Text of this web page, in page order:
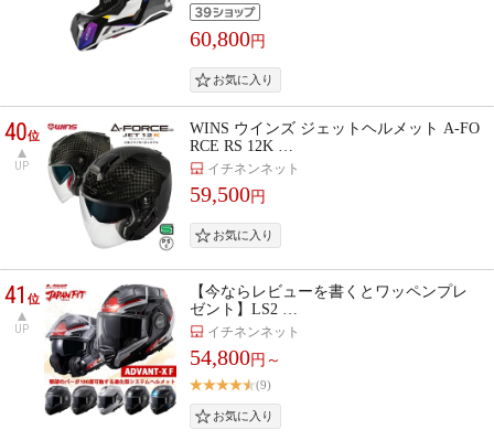
60,800円
40位
UP
WINS ウインズ ジェットヘルメット A-FO
RCE RS 12K …
イチネンネット
59,500円
41位
UP
【今ならレビューを書くとワッペンプレ
ゼント】LS2 …
イチネンネット
54,800円～
(9)